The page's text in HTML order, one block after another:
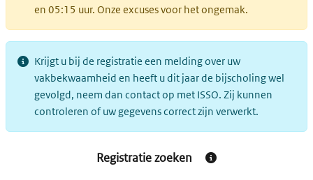
en 05:15 uur. Onze excuses voor het ongemak.
Krijgt u bij de registratie een melding over uw
vakbekwaamheid en heeft u dit jaar de bijscholing wel
gevolgd, neem dan contact op met ISSO. Zij kunnen
controleren of uw gegevens correct zijn verwerkt.
Registratie zoeken Informatie over